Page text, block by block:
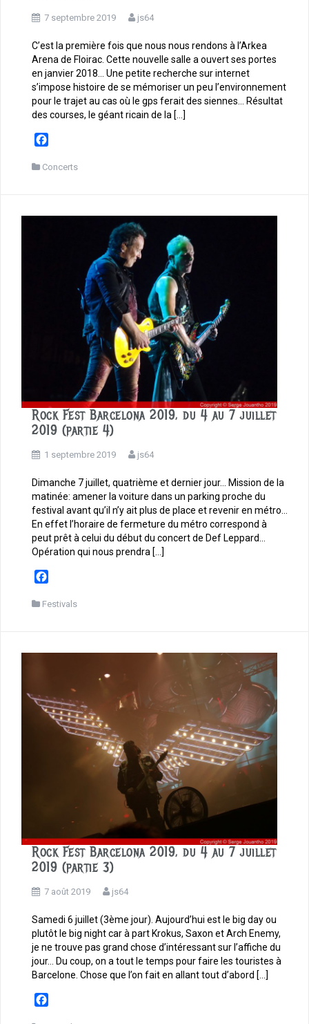
7 septembre 2019 js64
C’est la première fois que nous nous rendons à l’Arkea
Arena de Floirac. Cette nouvelle salle a ouvert ses portes
en janvier 2018… Une petite recherche sur internet
s’impose histoire de se mémoriser un peu l’environnement
pour le trajet au cas où le gps ferait des siennes… Résultat
des courses, le géant ricain de la […]
c
Concerts
Rock Fest Barcelona 2019, du 4 au 7 juillet
2019 (partie 4)
1 septembre 2019 js64
Dimanche 7 juillet, quatrième et dernier jour… Mission de la
matinée: amener la voiture dans un parking proche du
festival avant qu’il n’y ait plus de place et revenir en métro…
En effet l’horaire de fermeture du métro correspond à
peut prêt à celui du début du concert de Def Leppard…
Opération qui nous prendra […]
c
Festivals
Rock Fest Barcelona 2019, du 4 au 7 juillet
2019 (partie 3)
7 août 2019 js64
Samedi 6 juillet (3ème jour). Aujourd’hui est le big day ou
plutôt le big night car à part Krokus, Saxon et Arch Enemy,
je ne trouve pas grand chose d’intéressant sur l’affiche du
jour… Du coup, on a tout le temps pour faire les touristes à
Barcelone. Chose que l’on fait en allant tout d’abord […]